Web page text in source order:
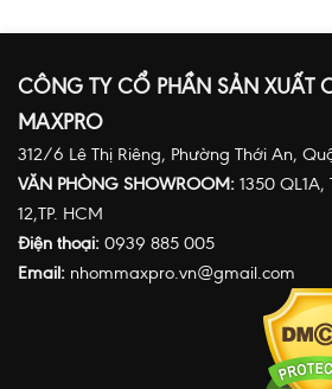
CÔNG TY CỔ PHẦN SẢN XUẤT
MAXPRO
312/6 Lê Thị Riêng, Phường Thới An,
VĂN PHÒNG SHOWROOM: 1350
12,TP. HCM
Điện thoại: 0939 885 005
Email: nhommaxpro.vn@gmail.com